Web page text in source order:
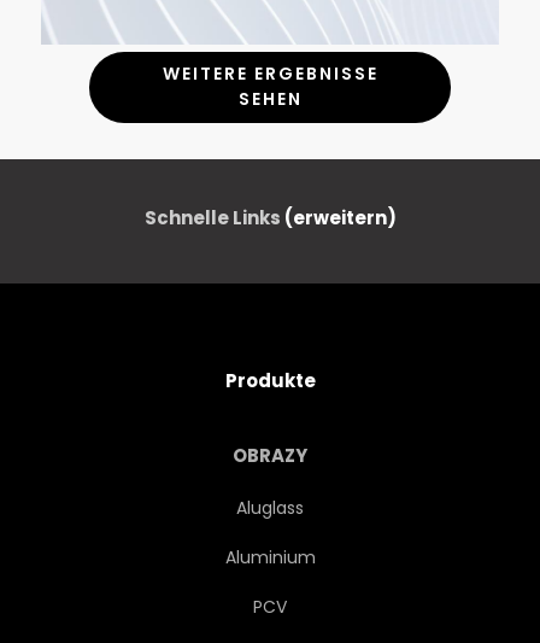
WEITERE ERGEBNISSE
SEHEN
Schnelle Links (erweitern)
Produkte
OBRAZY
Aluglass
Aluminium
PCV